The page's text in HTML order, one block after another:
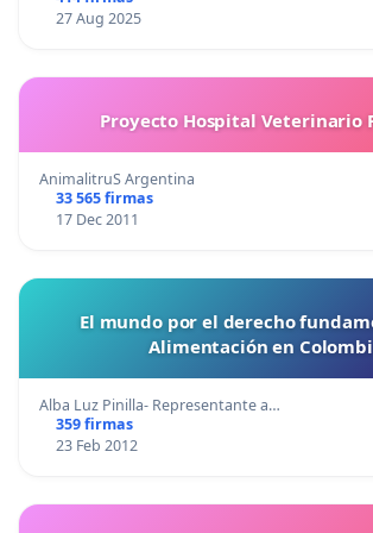
27 Aug 2025
Proyecto Hospital Veterinario
AnimalitruS Argentina
33 565 firmas
17 Dec 2011
El mundo por el derecho
Alimentación en
Alba Luz Pinilla- Representante a…
359 firmas
23 Feb 2012